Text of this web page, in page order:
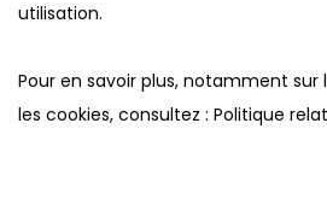
utilisation.
Pour en savoir plus, notamment
les cookies, consultez : Politique